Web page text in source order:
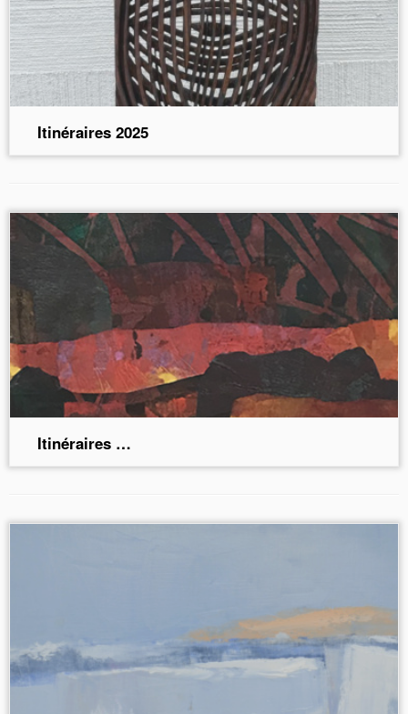
Itinéraires 2025
Itinéraires …